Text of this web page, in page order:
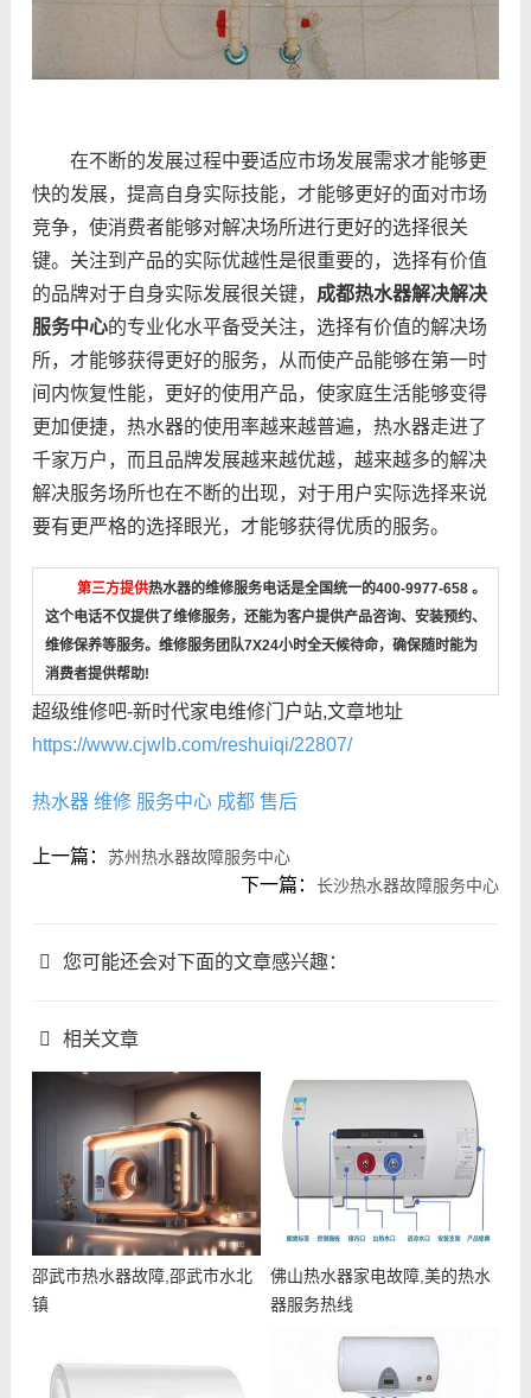
在不断的发展过程中要适应市场发展需求才能够更
快的发展，提高自身实际技能，才能够更好的面对市场
竞争，使消费者能够对解决场所进行更好的选择很关
键。关注到产品的实际优越性是很重要的，选择有价值
的品牌对于自身实际发展很关键， 成都热水器解决解决
服务中心的专业化水平备受关注，选择有价值的解决场
所，才能够获得更好的服务，从而使产品能够在第一时
间内恢复性能，更好的使用产品，使家庭生活能够变得
更加便捷，热水器的使用率越来越普遍，热水器走进了
千家万户，而且品牌发展越来越优越，越来越多的解决
解决服务场所也在不断的出现，对于用户实际选择来说
要有更严格的选择眼光，才能够获得优质的服务。
第三方提供热水器的维修服务电话是全国统一的400-9977-658 。
这个电话不仅提供了维修服务，还能为客户提供产品咨询、安装预约、
维修保养等服务。维修服务团队7X24小时全天候待命，确保随时能为
消费者提供帮助!
超级维修吧-新时代家电维修门户站,文章地址
https://www.cjwlb.com/reshuiqi/22807/
热水器 维修 服务中心 成都 售后
上一篇： 苏州热水器故障服务中心
下一篇：长沙热水器故障服务中心
您可能还会对下面的文章感兴趣：
相关文章
邵武市热水器故障,邵武市水北
镇
佛山热水器家电故障,美的热水
器服务热线